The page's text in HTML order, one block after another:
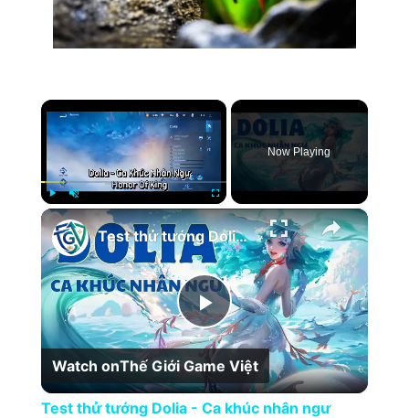
×
Play Fullscreen
Now Playing
×
Play Video
Test thử tướng Dolia - Ca khúc nhân ngư trong Honor of King
Watch onThế Giới Game Việt
Test thử tướng Dolia - Ca khúc nhân ngư